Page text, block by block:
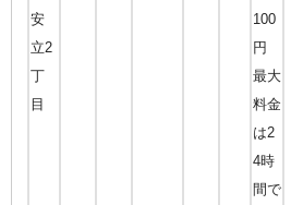
安
立2
丁
目
100
円
最大
料金
は2
4時
間で